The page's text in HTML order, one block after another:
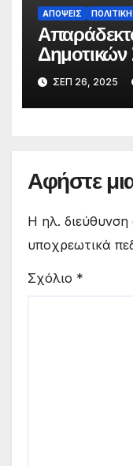
ΑΠΟΨΕΙΣ ΠΟΛΙΤΙΚΗ
Πολυετή
ΣΕΠ 26, 2025
Αφήστε
Η ηλ. διεύθυνση
υποχρεωτικά
Σχόλιο *